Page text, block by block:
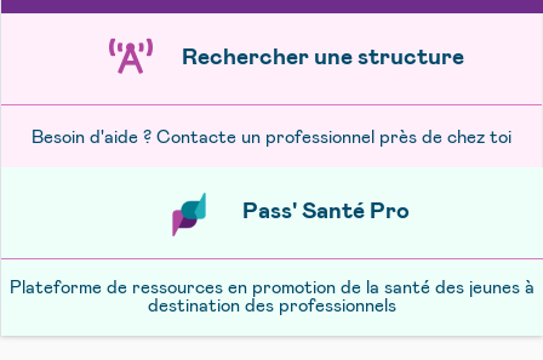
Rechercher une structure
Besoin d'aide ? Contacte un professionnel près de chez toi
Pass' Santé Pro
Plateforme de ressources en promotion de la santé des jeunes à
destination des professionnels